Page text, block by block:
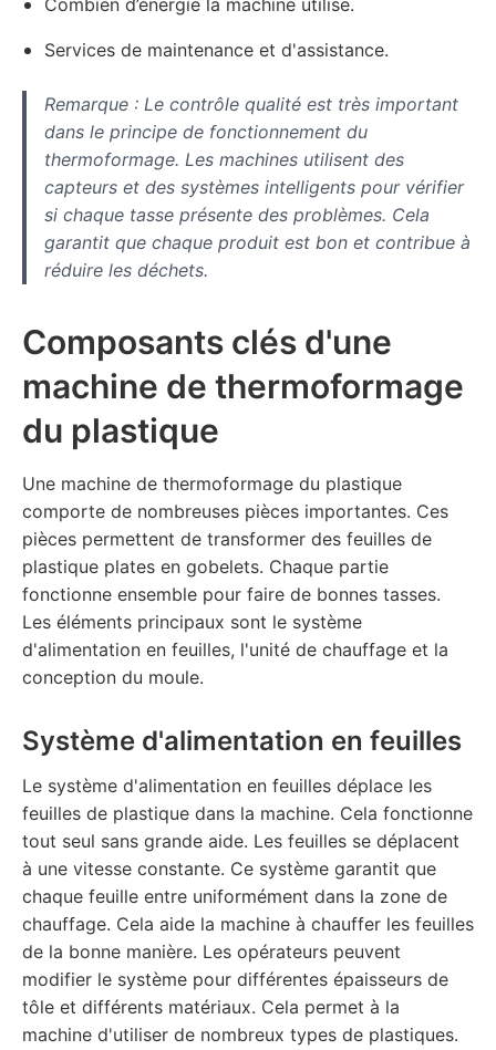
Combien d’énergie la machine utilise.
Services de maintenance et d'assistance.
Remarque : Le contrôle qualité est très important
dans le principe de fonctionnement du
thermoformage. Les machines utilisent des
capteurs et des systèmes intelligents pour vérifier
si chaque tasse présente des problèmes. Cela
garantit que chaque produit est bon et contribue à
réduire les déchets.
Composants clés d'une
machine de thermoformage
du plastique
Une machine de thermoformage du plastique
comporte de nombreuses pièces importantes. Ces
pièces permettent de transformer des feuilles de
plastique plates en gobelets. Chaque partie
fonctionne ensemble pour faire de bonnes tasses.
Les éléments principaux sont le système
d'alimentation en feuilles, l'unité de chauffage et la
conception du moule.
Système d'alimentation en feuilles
Le système d'alimentation en feuilles déplace les
feuilles de plastique dans la machine. Cela fonctionne
tout seul sans grande aide. Les feuilles se déplacent
à une vitesse constante. Ce système garantit que
chaque feuille entre uniformément dans la zone de
chauffage. Cela aide la machine à chauffer les feuilles
de la bonne manière. Les opérateurs peuvent
modifier le système pour différentes épaisseurs de
tôle et différents matériaux. Cela permet à la
machine d'utiliser de nombreux types de plastiques.